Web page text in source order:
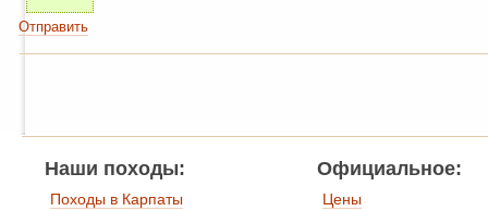
Отправить
Наши походы:
Походы в Карпаты
Официальное:
Цены